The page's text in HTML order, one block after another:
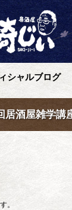
シャルブログ
居酒屋雑学講
。